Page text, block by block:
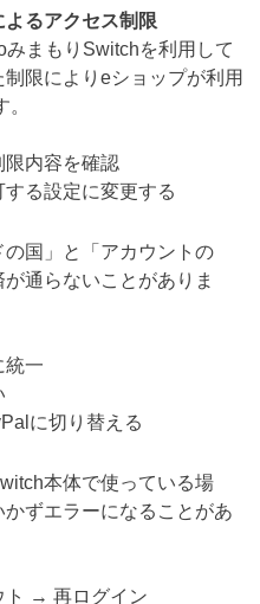
るアクセス制限
まもりSwitchを利用して
限によりeショップが利用
限内容を確認
る設定に変更する
国」と「アカウントの
通らないことがありま
統一
に切り替える
本体で使っている場
ずエラーになることがあ
ト → 再ログイン